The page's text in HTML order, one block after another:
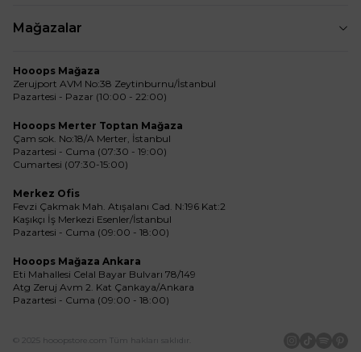
Mağazalar
Hooops Mağaza
Zerujport AVM No:38 Zeytinburnu/İstanbul
Pazartesi - Pazar (10:00 - 22:00)
Hooops Merter Toptan Mağaza
Çam sok. No:18/A Merter, İstanbul
Pazartesi - Cuma (07:30 - 19:00)
Cumartesi (07:30-15:00)
Merkez Ofis
Fevzi Çakmak Mah. Atışalanı Cad. N:196 Kat:2
Kaşıkçı İş Merkezi Esenler/İstanbul
Pazartesi - Cuma (09:00 - 18:00)
Hooops Mağaza Ankara
Eti Mahallesi Celal Bayar Bulvarı 78/149
Atg Zeruj Avm 2. Kat Çankaya/Ankara
Pazartesi - Cuma (09:00 - 18:00)
© 2025 hooopstore.com Tüm hakları saklıdır.